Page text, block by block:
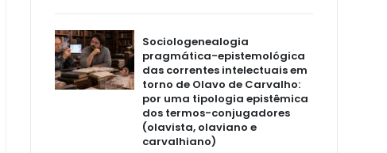
Sociologenealogia
pragmática-epistemológica
das correntes intelectuais em
torno de Olavo de Carvalho:
por uma tipologia epistêmica
dos termos-conjugadores
(olavista, olaviano e
carvalhiano)